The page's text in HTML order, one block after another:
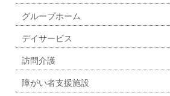
グループホーム
デイサービス
訪問介護
障がい者支援施設